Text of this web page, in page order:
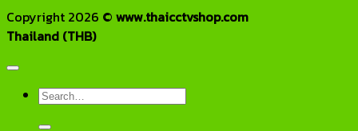
Copyright 2026 © www.thaicctvshop.com
Thailand (THB)
Search